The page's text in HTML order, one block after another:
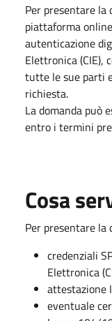
Per presentare la
piattaforma
autenticazione
Elettronica (CIE),
tutte le sue parti
richiesta.
La domanda può
entro i termini
Cosa
Per presentare la
credenziali
Elettronica
attestazione
eventuale